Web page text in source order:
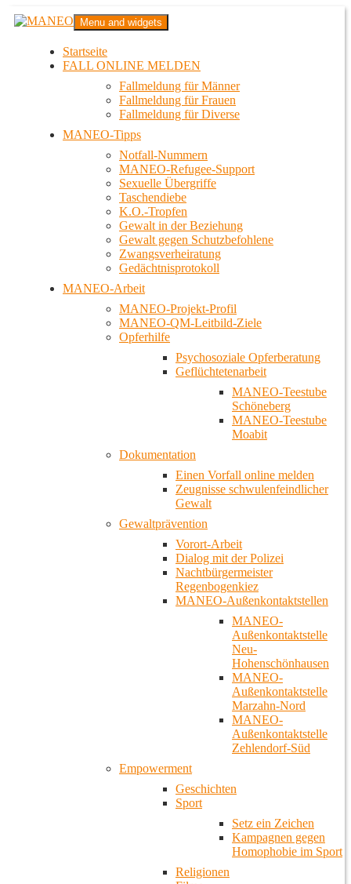
Zum
InhaltMANEO
Das schwule Anti-Gewalt-Projekt in Berlin
Menu and widgets
Startseite
FALL ONLINE MELDEN
Fallmeldung für Männer
Fallmeldung für Frauen
Fallmeldung für Diverse
MANEO-Tipps
Notfall-Nummern
MANEO-Refugee-Support
Sexuelle Übergriffe
Taschendiebe
K.O.-Tropfen
Gewalt in der Beziehung
Gewalt gegen Schutzbefohlene
Zwangsverheiratung
Gedächtnisprotokoll
MANEO-Arbeit
MANEO-Projekt-Profil
MANEO-QM-Leitbild-Ziele
Opferhilfe
Psychosoziale Opferberatung
Geflüchtetenarbeit
MANEO-Teestube
Schöneberg
MANEO-Teestube
Moabit
Dokumentation
Einen Vorfall online melden
Zeugnisse schwulenfeindlicher
Gewalt
Gewaltprävention
Vorort-Arbeit
Dialog mit der Polizei
Nachtbürgermeister
Regenbogenkiez
MANEO-Außenkontaktstellen
MANEO-
Außenkontaktstelle
Neu-
Hohenschönhausen
MANEO-
Außenkontaktstelle
Marzahn-Nord
MANEO-
Außenkontaktstelle
Zehlendorf-Süd
Empowerment
Geschichten
Sport
Setz ein Zeichen
Kampagnen gegen
Homophobie im Sport
Religionen